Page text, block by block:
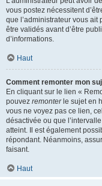
vous postez nécessitent
que l’administrateur vous
être validés avant d’être
d’informations.
Haut
Comment remonter mon
En cliquant sur le lien «
pouvez remonterle sujet en
vous ne voyez pas ce lien,
désactivée ou que
atteint. Il est également
répondant. Néanmoins,
faisant.
Haut